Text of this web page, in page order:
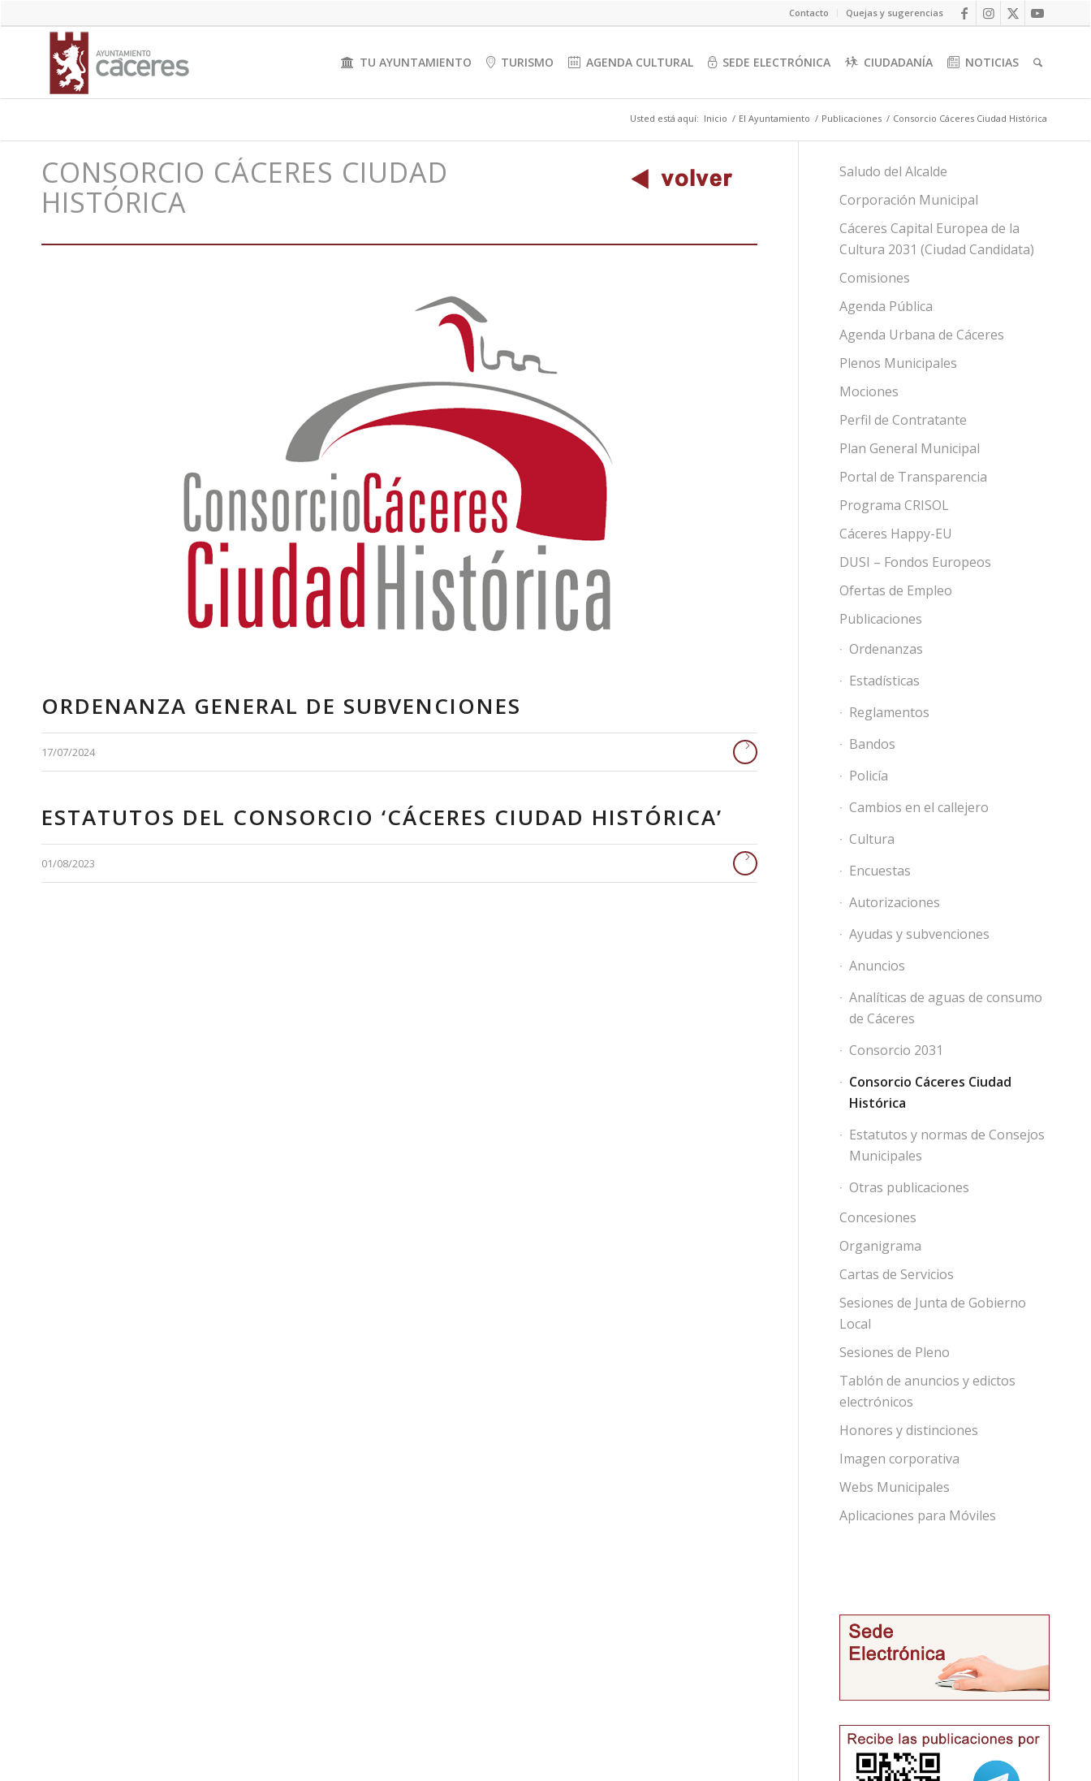
Contacto Quejas y sugerencias
TU AYUNTAMIENTO TURISMO AGENDA CULTURAL SEDE ELECTRÓNICA CIUDADANÍA NOTICIAS
Usted está aquí: Inicio / El Ayuntamiento / Publicaciones / Consorcio Cáceres Ciudad Histórica
CONSORCIO CÁCERES CIUDAD
HISTÓRICA
ORDENANZA GENERAL DE SUBVENCIONES
17/07/2024
ESTATUTOS DEL CONSORCIO ‘CÁCERES CIUDAD HISTÓRICA’
01/08/2023
Saludo del Alcalde
Corporación Municipal
Cáceres Capital Europea de la
Cultura 2031 (Ciudad Candidata)
Comisiones
Agenda Pública
Agenda Urbana de Cáceres
Plenos Municipales
Mociones
Perfil de Contratante
Plan General Municipal
Portal de Transparencia
Programa CRISOL
Cáceres Happy-EU
DUSI – Fondos Europeos
Ofertas de Empleo
Publicaciones
Ordenanzas
Estadísticas
Reglamentos
Bandos
Policía
Cambios en el callejero
Cultura
Encuestas
Autorizaciones
Ayudas y subvenciones
Anuncios
Analíticas de aguas de consumo
de Cáceres
Consorcio 2031
Consorcio Cáceres Ciudad
Histórica
Estatutos y normas de Consejos
Municipales
Otras publicaciones
Concesiones
Organigrama
Cartas de Servicios
Sesiones de Junta de Gobierno
Local
Sesiones de Pleno
Tablón de anuncios y edictos
electrónicos
Honores y distinciones
Imagen corporativa
Webs Municipales
Aplicaciones para Móviles